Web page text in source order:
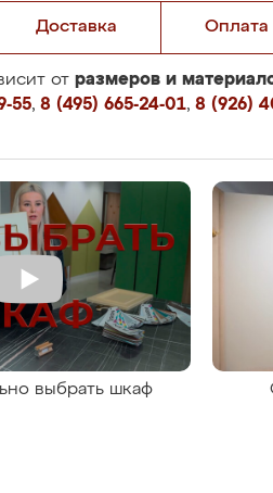
Доставка Оплата
от размеров и
55, 8 (495) 665-24-01, 8 (926)
выбрать шкаф